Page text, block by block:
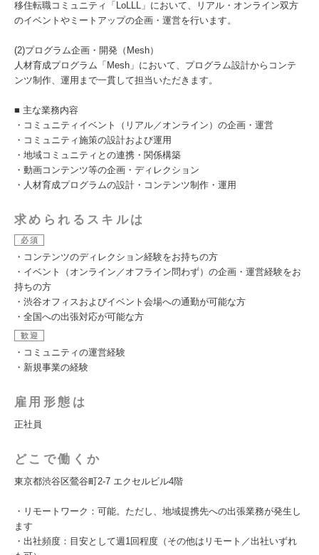
移住転職コミュニティ「LoLLL」において、リアル・オンライン双方
のイベントやミートアップの企画・運営を行います。
(2)プログラム企画・開発（Mesh）
人材育成プログラム「Mesh」において、プログラム設計からコンテ
ンツ制作、運用まで一貫して担当いただきます。
■ 主な業務内容
・コミュニティイベント（リアル／オンライン）の企画・運営
・コミュニティ施策の設計および運用
・地域コミュニティとの連携・関係構築
・動画コンテンツ等の企画・ディレクション
・人材育成プログラムの設計・コンテンツ制作・運用
求められるスキルは
必須
・コンテンツのディレクション経験をお持ちの方
・イベント（オンライン／オフライン問わず）の企画・運営経験をお
持ちの方
・渋谷オフィスおよびイベント会場への通勤が可能な方
・全国への出張対応が可能な方
歓迎
・コミュニティの運営経験
・新規事業の経験
雇用形態は
正社員
どこで働くか
東京都渋谷区鶯谷町2-7 エクセルビル4階
・リモートワーク：可能。ただし、地域提携先への出張業務が発生し
ます
・出社頻度：目安として週1回程度（その他はリモート／出社いずれ